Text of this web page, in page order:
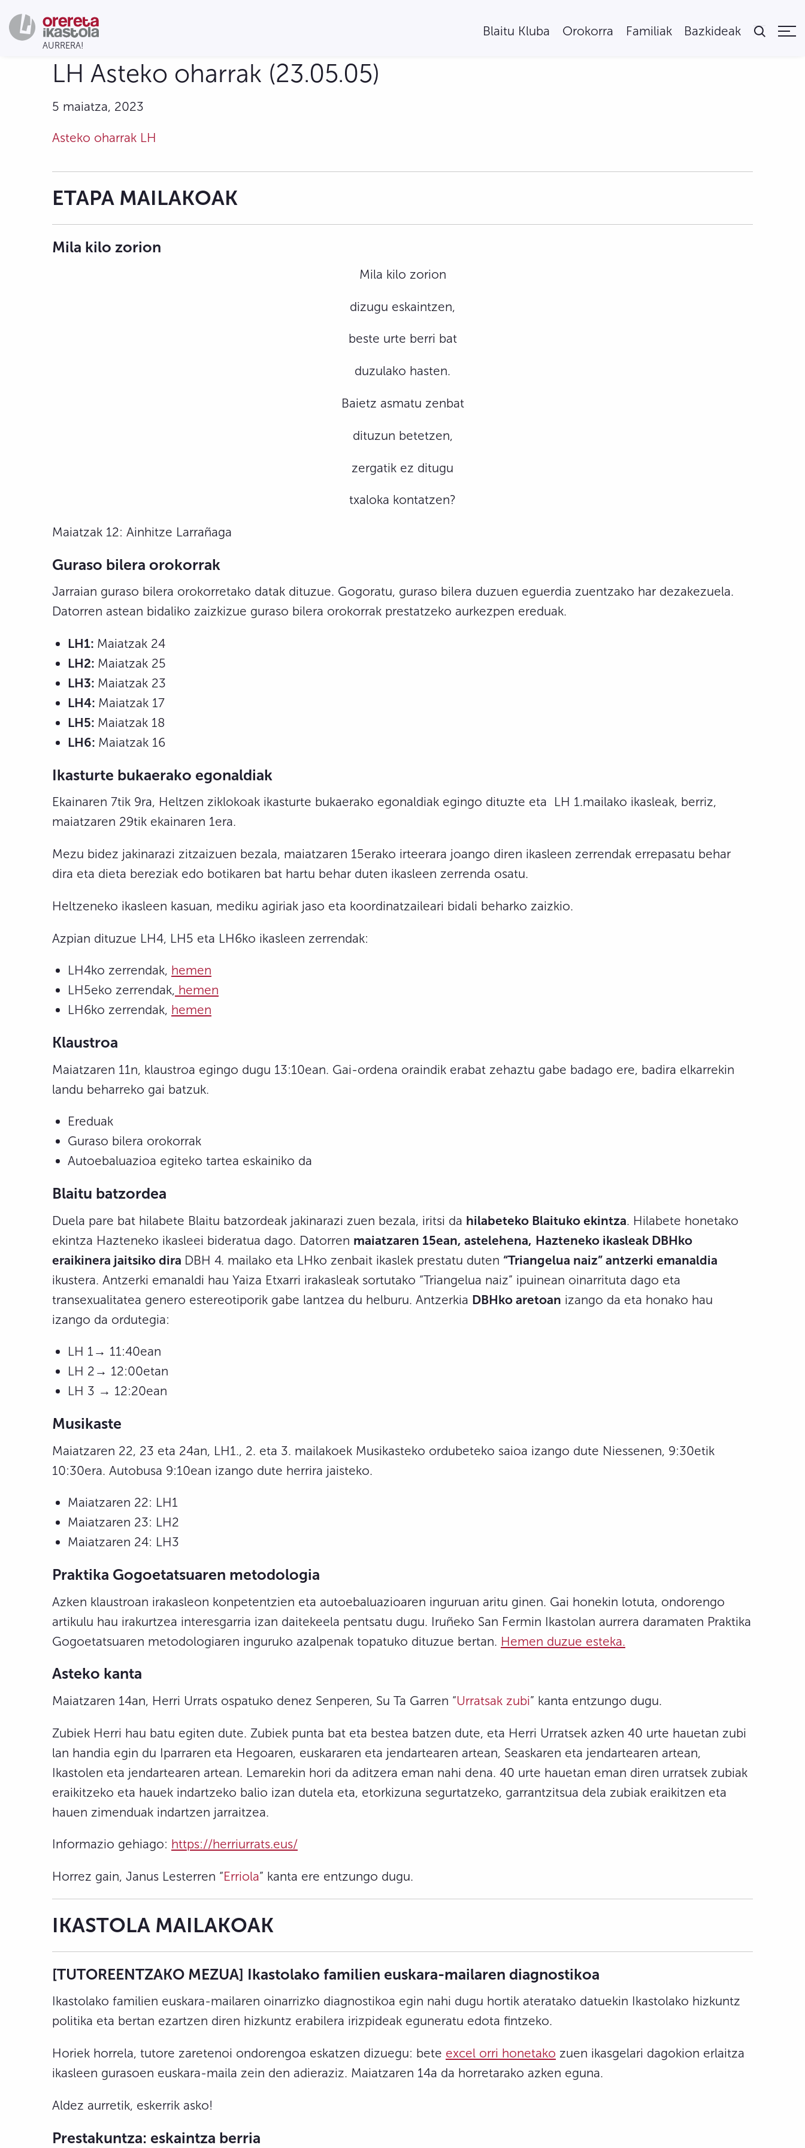
Blaitu Kluba Orokorra Familiak Bazkideak
LH Asteko oharrak (23.05.05)
5 maiatza, 2023
Asteko oharrak LH
ETAPA MAILAKOAK
Mila kilo zorion
Mila kilo zorion
dizugu eskaintzen,
beste urte berri bat
duzulako hasten.
Baietz asmatu zenbat
dituzun betetzen,
zergatik ez ditugu
txaloka kontatzen?
Maiatzak 12: Ainhitze Larrañaga
Guraso bilera orokorrak
Jarraian guraso bilera orokorretako datak dituzue. Gogoratu, guraso bilera duzuen eguerdia zuentzako har dezakezuela.
Datorren astean bidaliko zaizkizue guraso bilera orokorrak prestatzeko aurkezpen ereduak.
LH1: Maiatzak 24
LH2: Maiatzak 25
LH3: Maiatzak 23
LH4: Maiatzak 17
LH5: Maiatzak 18
LH6: Maiatzak 16
Ikasturte bukaerako egonaldiak
Ekainaren 7tik 9ra, Heltzen ziklokoak ikasturte bukaerako egonaldiak egingo dituzte eta LH 1.mailako ikasleak, berriz,
maiatzaren 29tik ekainaren 1era.
Mezu bidez jakinarazi zitzaizuen bezala, maiatzaren 15erako irteerara joango diren ikasleen zerrendak errepasatu behar
dira eta dieta bereziak edo botikaren bat hartu behar duten ikasleen zerrenda osatu.
Heltzeneko ikasleen kasuan, mediku agiriak jaso eta koordinatzaileari bidali beharko zaizkio.
Azpian dituzue LH4, LH5 eta LH6ko ikasleen zerrendak:
LH4ko zerrendak, hemen
LH5eko zerrendak, hemen
LH6ko zerrendak, hemen
Klaustroa
Maiatzaren 11n, klaustroa egingo dugu 13:10ean. Gai-ordena oraindik erabat zehaztu gabe badago ere, badira elkarrekin
landu beharreko gai batzuk.
Ereduak
Guraso bilera orokorrak
Autoebaluazioa egiteko tartea eskainiko da
Blaitu batzordea
Duela pare bat hilabete Blaitu batzordeak jakinarazi zuen bezala, iritsi da hilabeteko Blaituko ekintza. Hilabete honetako
ekintza Hazteneko ikasleei bideratua dago. Datorren maiatzaren 15ean, astelehena, Hazteneko ikasleak DBHko
eraikinera jaitsiko dira DBH 4. mailako eta LHko zenbait ikaslek prestatu duten “Triangelua naiz” antzerki emanaldia
ikustera. Antzerki emanaldi hau Yaiza Etxarri irakasleak sortutako “Triangelua naiz” ipuinean oinarrituta dago eta
transexualitatea genero estereotiporik gabe lantzea du helburu. Antzerkia DBHko aretoan izango da eta honako hau
izango da ordutegia:
LH 1→ 11:40ean
LH 2→ 12:00etan
LH 3 → 12:20ean
Musikaste
Maiatzaren 22, 23 eta 24an, LH1., 2. eta 3. mailakoek Musikasteko ordubeteko saioa izango dute Niessenen, 9:30etik
10:30era. Autobusa 9:10ean izango dute herrira jaisteko.
Maiatzaren 22: LH1
Maiatzaren 23: LH2
Maiatzaren 24: LH3
Praktika Gogoetatsuaren metodologia
Azken klaustroan irakasleon konpetentzien eta autoebaluazioaren inguruan aritu ginen. Gai honekin lotuta, ondorengo
artikulu hau irakurtzea interesgarria izan daitekeela pentsatu dugu. Iruñeko San Fermin Ikastolan aurrera daramaten Praktika
Gogoetatsuaren metodologiaren inguruko azalpenak topatuko dituzue bertan. Hemen duzue esteka.
Asteko kanta
Maiatzaren 14an, Herri Urrats ospatuko denez Senperen, Su Ta Garren “Urratsak zubi” kanta entzungo dugu.
Zubiek Herri hau batu egiten dute. Zubiek punta bat eta bestea batzen dute, eta Herri Urratsek azken 40 urte hauetan zubi
lan handia egin du Iparraren eta Hegoaren, euskararen eta jendartearen artean, Seaskaren eta jendartearen artean,
Ikastolen eta jendartearen artean. Lemarekin hori da aditzera eman nahi dena. 40 urte hauetan eman diren urratsek zubiak
eraikitzeko eta hauek indartzeko balio izan dutela eta, etorkizuna segurtatzeko, garrantzitsua dela zubiak eraikitzen eta
hauen zimenduak indartzen jarraitzea.
Informazio gehiago: https://herriurrats.eus/
Horrez gain, Janus Lesterren “Erriola” kanta ere entzungo dugu.
IKASTOLA MAILAKOAK
[TUTOREENTZAKO MEZUA] Ikastolako familien euskara-mailaren diagnostikoa
Ikastolako familien euskara-mailaren oinarrizko diagnostikoa egin nahi dugu hortik ateratako datuekin Ikastolako hizkuntz
politika eta bertan ezartzen diren hizkuntz erabilera irizpideak eguneratu edota fintzeko.
Horiek horrela, tutore zaretenoi ondorengoa eskatzen dizuegu: bete excel orri honetako zuen ikasgelari dagokion erlaitza
ikasleen gurasoen euskara-maila zein den adieraziz. Maiatzaren 14a da horretarako azken eguna.
Aldez aurretik, eskerrik asko!
Prestakuntza: eskaintza berria